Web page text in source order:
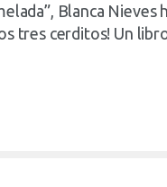
Blanca Nieves
tres cerditos! Un